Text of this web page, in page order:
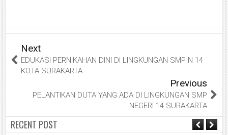
Next
EDUKASI PERNIKAHAN DINI DI LINGKUNGAN SMP N 14
KOTA SURAKARTA
Previous
PELANTIKAN DUTA YANG ADA DI LINGKUNGAN SMP
NEGERI 14 SURAKARTA
RECENT POST